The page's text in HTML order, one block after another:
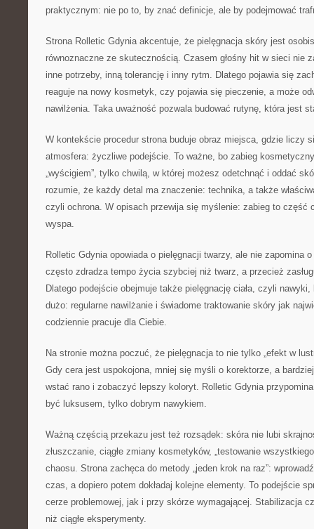
praktycznym: nie po to, by znać definicje, ale by podejmować
Strona Rolletic Gdynia akcentuje, że pielęgnacja skóry jest
równoznaczne ze skutecznością. Czasem głośny hit w sieci nie
inne potrzeby, inną tolerancję i inny rytm. Dlatego pojawia się
reaguje na nowy kosmetyk, czy pojawia się pieczenie, a może
nawilżenia. Taka uważność pozwala budować rutynę, która jest
W kontekście procedur strona buduje obraz miejsca, gdzie liczy
atmosfera: życzliwe podejście. To ważne, bo zabieg
„wyścigiem”, tylko chwilą, w której możesz odetchnąć i oddać
rozumie, że każdy detal ma znaczenie: technika, a także
czyli ochrona. W opisach przewija się myślenie: zabieg to część
wyspa.
Rolletic Gdynia opowiada o pielęgnacji twarzy, ale nie zapomina
często zdradza tempo życia szybciej niż twarz, a przecież
Dlatego podejście obejmuje także pielęgnację ciała, czyli
dużo: regularne nawilżanie i świadome traktowanie skóry jak
codziennie pracuje dla Ciebie.
Na stronie można poczuć, że pielęgnacja to nie tylko „efekt w
Gdy cera jest uspokojona, mniej się myśli o korektorze, a
wstać rano i zobaczyć lepszy koloryt. Rolletic Gdynia
być luksusem, tylko dobrym nawykiem.
Ważną częścią przekazu jest też rozsądek: skóra nie lubi
złuszczanie, ciągłe zmiany kosmetyków, „testowanie
chaosu. Strona zachęca do metody „jeden krok na raz”:
czas, a dopiero potem dokładaj kolejne elementy. To podejście
cerze problemowej, jak i przy skórze wymagającej. Stabilizacja
niż ciągłe eksperymenty.